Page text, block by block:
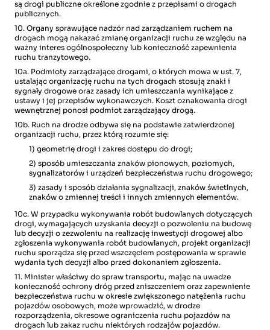
są drogi publiczne określone zgodnie z przepisami o drogach
publicznych.
10. Organy sprawujące nadzór nad zarządzaniem ruchem na
drogach mogą nakazać zmianę organizacji ruchu ze względu na
ważny interes ogólnospołeczny lub konieczność zapewnienia
ruchu tranzytowego.
10a. Podmioty zarządzające drogami, o których mowa w ust. 7,
ustalając organizację ruchu na tych drogach stosują znaki i
sygnały drogowe oraz zasady ich umieszczania wynikające z
ustawy i jej przepisów wykonawczych. Koszt oznakowania drogi
wewnętrznej ponosi podmiot zarządzający drogą.
10b. Ruch na drodze odbywa się na podstawie zatwierdzonej
organizacji ruchu, przez którą rozumie się:
1) geometrię drogi i zakres dostępu do drogi;
2) sposób umieszczania znaków pionowych, poziomych,
sygnalizatorów i urządzeń bezpieczeństwa ruchu drogowego;
3) zasady i sposób działania sygnalizacji, znaków świetlnych,
znaków o zmiennej treści i innych zmiennych elementów.
10c. W przypadku wykonywania robót budowlanych dotyczących
drogi, wymagających uzyskania decyzji o pozwoleniu na budowę
lub decyzji o zezwoleniu na realizację inwestycji drogowej albo
zgłoszenia wykonywania robót budowlanych, projekt organizacji
ruchu sporządza się przed wszczęciem postępowania w sprawie
wydania tych decyzji albo przed dokonaniem zgłoszenia.
11. Minister właściwy do spraw transportu, mając na uwadze
konieczność ochrony dróg przed zniszczeniem oraz zapewnienie
bezpieczeństwa ruchu w okresie zwiększonego natężenia ruchu
pojazdów osobowych, może wprowadzić, w drodze
rozporządzenia, okresowe ograniczenia ruchu pojazdów na
drogach lub zakaz ruchu niektórych rodzajów pojazdów.